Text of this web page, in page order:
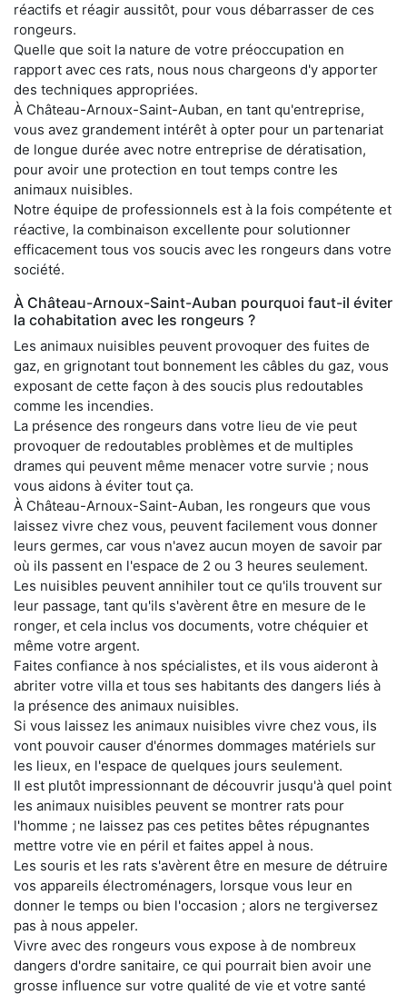
réactifs et réagir aussitôt, pour vous débarrasser de ces
rongeurs.
Quelle que soit la nature de votre préoccupation en
rapport avec ces rats, nous nous chargeons d'y apporter
des techniques appropriées.
À Château-Arnoux-Saint-Auban, en tant qu'entreprise,
vous avez grandement intérêt à opter pour un partenariat
de longue durée avec notre entreprise de dératisation,
pour avoir une protection en tout temps contre les
animaux nuisibles.
Notre équipe de professionnels est à la fois compétente et
réactive, la combinaison excellente pour solutionner
efficacement tous vos soucis avec les rongeurs dans votre
société.
À Château-Arnoux-Saint-Auban pourquoi faut-il éviter
la cohabitation avec les rongeurs ?
Les animaux nuisibles peuvent provoquer des fuites de
gaz, en grignotant tout bonnement les câbles du gaz, vous
exposant de cette façon à des soucis plus redoutables
comme les incendies.
La présence des rongeurs dans votre lieu de vie peut
provoquer de redoutables problèmes et de multiples
drames qui peuvent même menacer votre survie ; nous
vous aidons à éviter tout ça.
À Château-Arnoux-Saint-Auban, les rongeurs que vous
laissez vivre chez vous, peuvent facilement vous donner
leurs germes, car vous n'avez aucun moyen de savoir par
où ils passent en l'espace de 2 ou 3 heures seulement.
Les nuisibles peuvent annihiler tout ce qu'ils trouvent sur
leur passage, tant qu'ils s'avèrent être en mesure de le
ronger, et cela inclus vos documents, votre chéquier et
même votre argent.
Faites confiance à nos spécialistes, et ils vous aideront à
abriter votre villa et tous ses habitants des dangers liés à
la présence des animaux nuisibles.
Si vous laissez les animaux nuisibles vivre chez vous, ils
vont pouvoir causer d'énormes dommages matériels sur
les lieux, en l'espace de quelques jours seulement.
Il est plutôt impressionnant de découvrir jusqu'à quel point
les animaux nuisibles peuvent se montrer rats pour
l'homme ; ne laissez pas ces petites bêtes répugnantes
mettre votre vie en péril et faites appel à nous.
Les souris et les rats s'avèrent être en mesure de détruire
vos appareils électroménagers, lorsque vous leur en
donner le temps ou bien l'occasion ; alors ne tergiversez
pas à nous appeler.
Vivre avec des rongeurs vous expose à de nombreux
dangers d'ordre sanitaire, ce qui pourrait bien avoir une
grosse influence sur votre qualité de vie et votre santé